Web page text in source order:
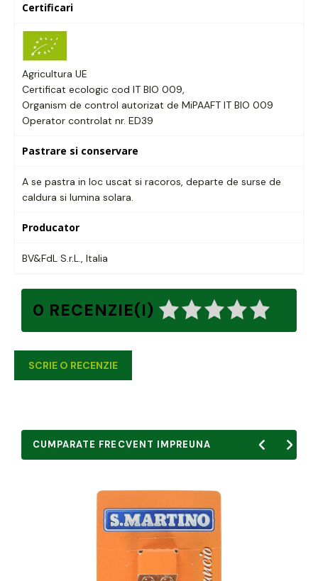
Certificari
Agricultura UE
Certificat ecologic cod IT BIO 009,
Organism de control autorizat de MiPAAFT IT BIO 009
Operator controlat nr. ED39
Pastrare si conservare
A se pastra in loc uscat si racoros, departe de surse de
caldura si lumina solara.
Producator
BV&FdL S.r.L., Italia
0 RECENZIE(I)
SCRIE O RECENZIE
CUMPARATE FRECVENT IMPREUNA